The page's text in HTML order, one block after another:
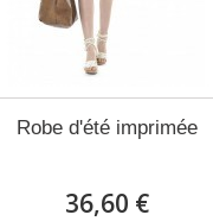
Robe d'été imprimée
36,60 €